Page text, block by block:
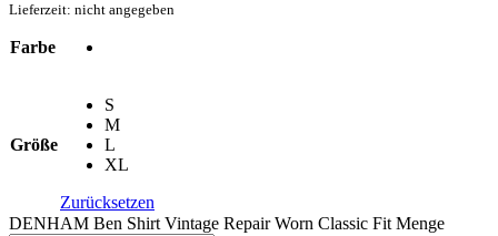
Lieferzeit: nicht angegeben
Farbe
Größe
S
M
L
XL
Zurücksetzen
DENHAM Ben Shirt Vintage Repair Worn Classic Fit Menge